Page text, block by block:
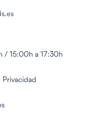
/ 15:00h a 17:30h
Privacidad